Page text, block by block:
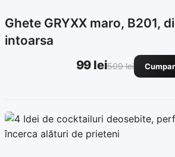
Ghete GRYXX maro, B201,
intoarsa
99 lei509 lei